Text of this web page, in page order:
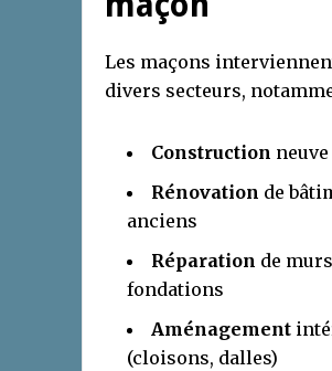
Les maçons
divers secteurs,
Construction neuve
Rénovation de
anciens
Réparation de
fondations
Aménagement
(cloisons, dalles)